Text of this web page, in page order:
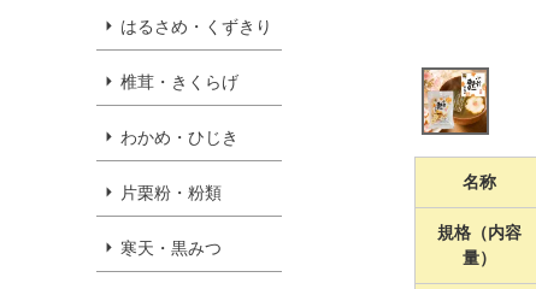
はるさめ・くずきり
椎茸・きくらげ
わかめ・ひじき
片栗粉・粉類
寒天・黒みつ
名称
規格（内容
量）